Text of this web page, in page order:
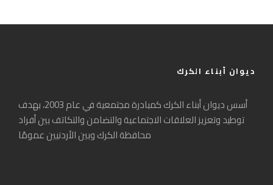
ديوان أبناء الكرك
أسس ديوان أبناء الكرك كمبادرة مجتمعية في عام 2003، بهدف
توطيد وتعزيز العلاقات الاجتماعية والتضامن والتكاتف بين أفراد
محافظة الكرك وبين الأردنيين عمومًا